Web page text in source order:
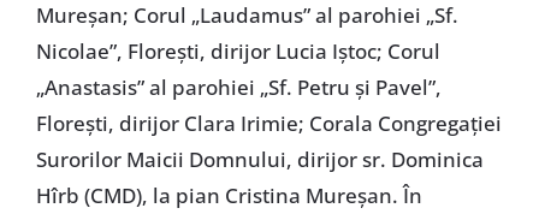
Mureșan; Corul „Laudamus” al parohiei „Sf.
Nicolae”, Florești, dirijor Lucia Iștoc; Corul
„Anastasis” al parohiei „Sf. Petru și Pavel”,
Florești, dirijor Clara Irimie; Corala Congregației
Surorilor Maicii Domnului, dirijor sr. Dominica
Hîrb (CMD), la pian Cristina Mureșan. În